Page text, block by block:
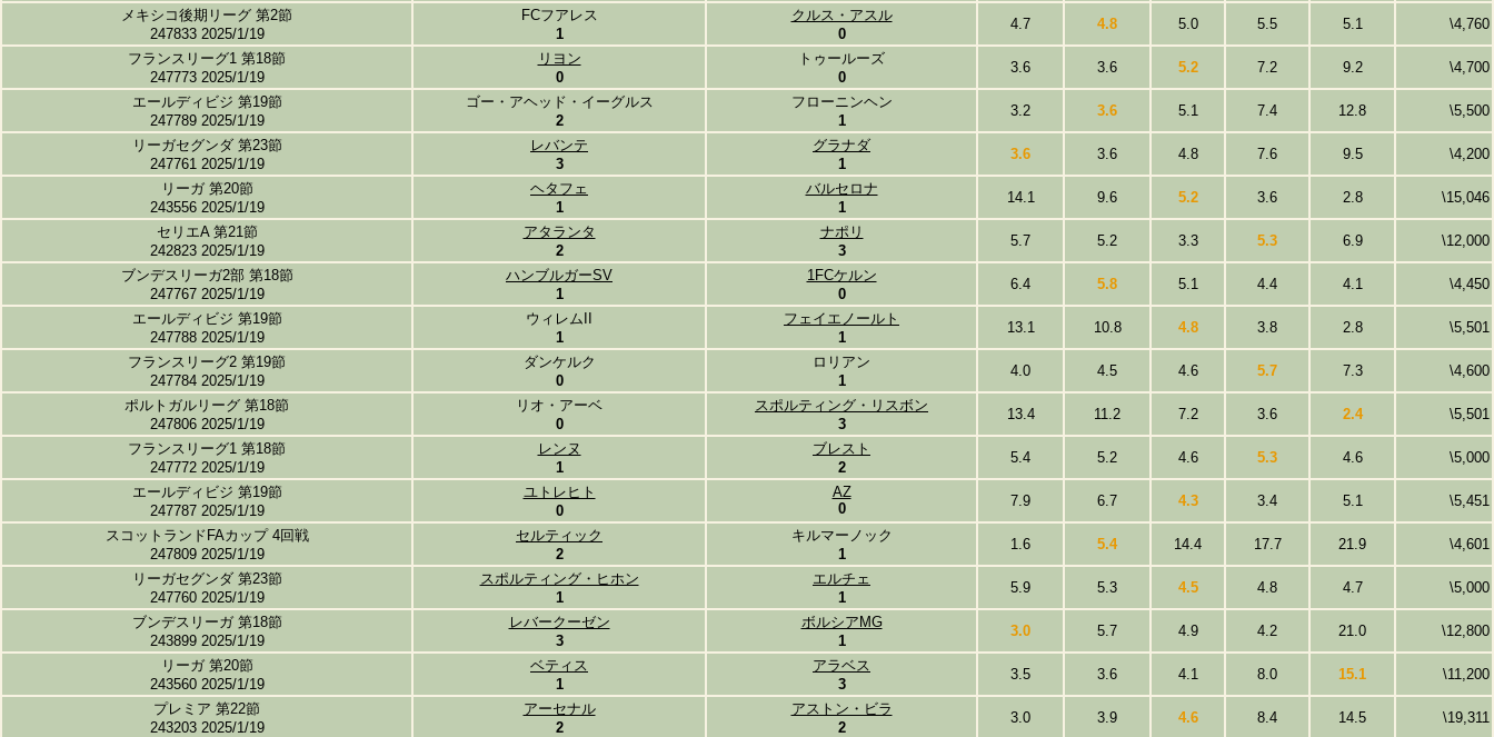
メキシコ後期リーグ 第2節
247833 2025/1/19
FCフアレス
1
クルス・アスル
0
4.7 4.8 5.0 5.5 5.1 \4,760
フランスリーグ1 第18節
247773 2025/1/19
リヨン
0
トゥールーズ
0
3.6 3.6 5.2 7.2 9.2 \4,700
エールディビジ 第19節
247789 2025/1/19
ゴー・アヘッド・イーグルス
2
フローニンヘン
1
3.2 3.6 5.1 7.4 12.8 \5,500
リーガセグンダ 第23節
247761 2025/1/19
レバンテ
3
グラナダ
1
3.6 3.6 4.8 7.6 9.5 \4,200
リーガ 第20節
243556 2025/1/19
ヘタフェ
1
バルセロナ
1
14.1 9.6 5.2 3.6 2.8 \15,046
セリエA 第21節
242823 2025/1/19
アタランタ
2
ナポリ
3
5.7 5.2 3.3 5.3 6.9 \12,000
ブンデスリーガ2部 第18節
247767 2025/1/19
ハンブルガーSV
1
1FCケルン
0
6.4 5.8 5.1 4.4 4.1 \4,450
エールディビジ 第19節
247788 2025/1/19
ウィレムII
1
フェイエノールト
1
13.1 10.8 4.8 3.8 2.8 \5,501
フランスリーグ2 第19節
247784 2025/1/19
ダンケルク
0
ロリアン
1
4.0 4.5 4.6 5.7 7.3 \4,600
ポルトガルリーグ 第18節
247806 2025/1/19
リオ・アーベ
0
スポルティング・リスボン
3
13.4 11.2 7.2 3.6 2.4 \5,501
フランスリーグ1 第18節
247772 2025/1/19
レンヌ
1
ブレスト
2
5.4 5.2 4.6 5.3 4.6 \5,000
エールディビジ 第19節
247787 2025/1/19
ユトレヒト
0
AZ
0
7.9 6.7 4.3 3.4 5.1 \5,451
スコットランドFAカップ 4回戦
247809 2025/1/19
セルティック
2
キルマーノック
1
1.6 5.4 14.4 17.7 21.9 \4,601
リーガセグンダ 第23節
247760 2025/1/19
スポルティング・ヒホン
1
エルチェ
1
5.9 5.3 4.5 4.8 4.7 \5,000
ブンデスリーガ 第18節
243899 2025/1/19
レバークーゼン
3
ボルシアMG
1
3.0 5.7 4.9 4.2 21.0 \12,800
リーガ 第20節
243560 2025/1/19
ベティス
1
アラベス
3
3.5 3.6 4.1 8.0 15.1 \11,200
プレミア 第22節
243203 2025/1/19
アーセナル
2
アストン・ビラ
2
3.0 3.9 4.6 8.4 14.5 \19,311